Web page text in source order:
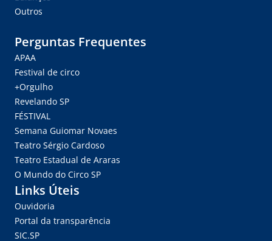
Outros
Perguntas Frequentes
APAA
Festival de circo
+Orgulho
Revelando SP
FÉSTIVAL
Semana Guiomar Novaes
Teatro Sérgio Cardoso
Teatro Estadual de Araras
O Mundo do Circo SP
Links Úteis
Ouvidoria
Portal da transparência
SIC.SP